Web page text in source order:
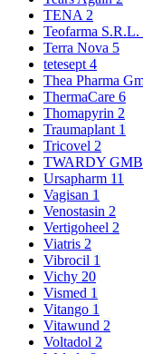
TENA 2
Teofarma S.R.L.
Terra Nova 5
tetesept 4
Thea Pharma
ThermaCare 6
Thomapyrin 2
Traumaplant 1
Tricovel 2
TWARDY
Ursapharm 11
Vagisan 1
Venostasin 2
Vertigoheel 2
Viatris 2
Vibrocil 1
Vichy 20
Vismed 1
Vitango 1
Vitawund 2
Voltadol 2